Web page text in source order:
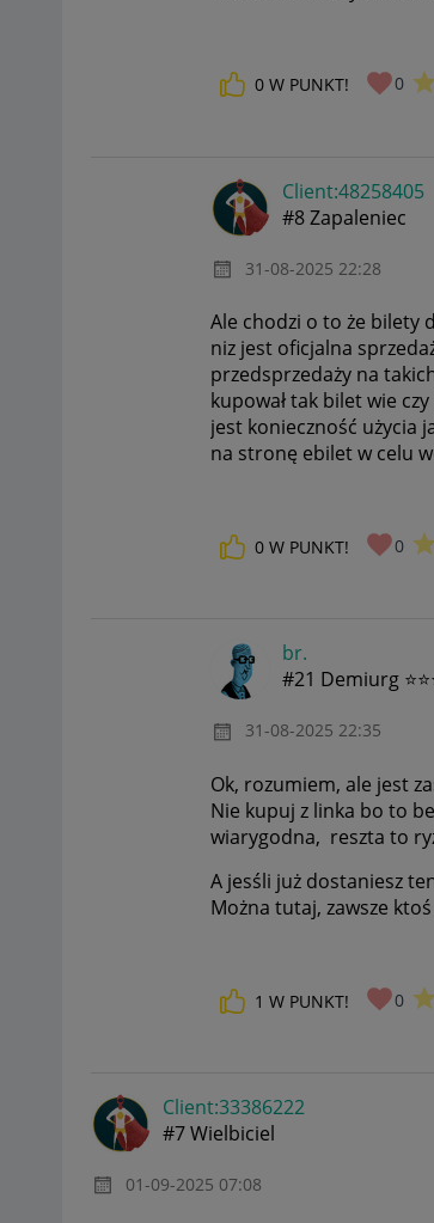
0 W PUNKT! 0
Client:48258405
#8 Zapaleniec
‎31-08-2025 22:28
Ale chodzi o to że bilety
niz jest oficjalna
przedsprzedaży na
kupował tak bilet wie
jest konieczność użycia
na stronę ebilet w celu
0 W PUNKT! 0
br.
#21 Demiurg
‎31-08-2025 22:35
Ok, rozumiem, ale jest
Nie kupuj z linka bo to
wiarygodna, reszta to
A jesśli już dostaniesz
Można tutaj, zawsze
1 W PUNKT! 0
Client:33386222
#7 Wielbiciel
‎01-09-2025 07:08